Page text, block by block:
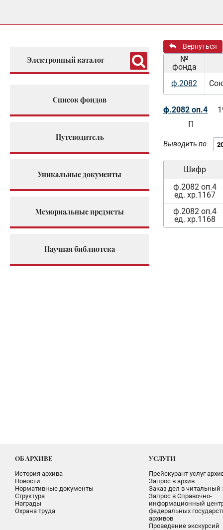
Электронный каталог
Список фондов
Путеводитель
Уникальные документы
Мемориальные предметы
Научная библиотека
Вернуться
№
фонда
ф.2082
ф.2082 оп.4
П
Выводить по:
Шифр
ф.2082 оп.4
ед. хр.1167
ф.2082 оп.4
ед. хр.1168
ОБ АРХИВЕ
История архива
Новости
Нормативные документы
Структура
Награды
Охрана труда
УСЛУГИ
Прейскурант услуг
Запрос в архив
Заказ дел в читальный
Запрос в Справочно-
информационный
федеральных
архивов
Проведение экскурсий